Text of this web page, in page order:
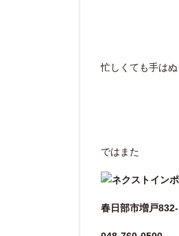
忙しくても手はぬ
ではまた
春日部市増戸